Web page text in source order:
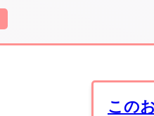
この